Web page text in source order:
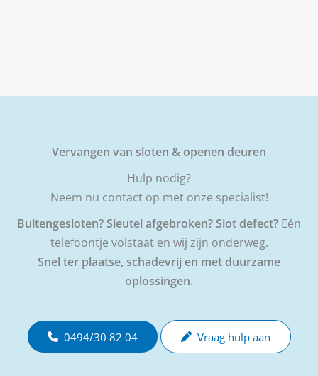
Vervangen van sloten & openen deuren
Hulp nodig?
Neem nu contact op met onze specialist!
Buitengesloten? Sleutel afgebroken? Slot defect? Eén
telefoontje volstaat en wij zijn onderweg.
Snel ter plaatse, schadevrij en met duurzame
oplossingen.
0494/30 82 04 Vraag hulp aan